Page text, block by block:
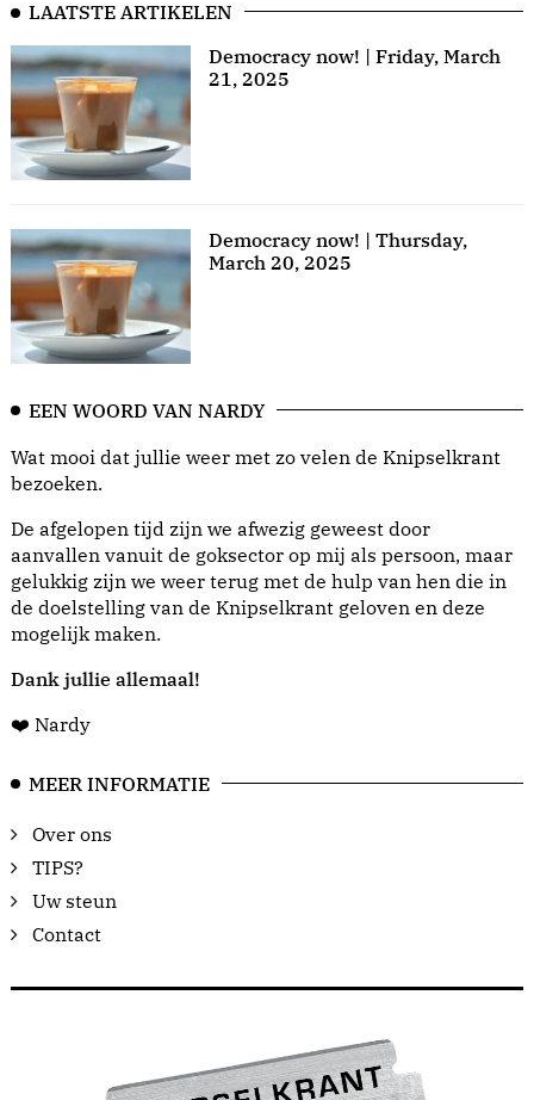
LAATSTE ARTIKELEN
Democracy now! | Friday, March
21, 2025
Democracy now! | Thursday,
March 20, 2025
EEN WOORD VAN NARDY
Wat mooi dat jullie weer met zo velen de Knipselkrant
bezoeken.
De afgelopen tijd zijn we afwezig geweest door
aanvallen vanuit de goksector op mij als persoon, maar
gelukkig zijn we weer terug met de hulp van hen die in
de doelstelling van de Knipselkrant geloven en deze
mogelijk maken.
Dank jullie allemaal!
❤️ Nardy
MEER INFORMATIE
Over ons
TIPS?
Uw steun
Contact